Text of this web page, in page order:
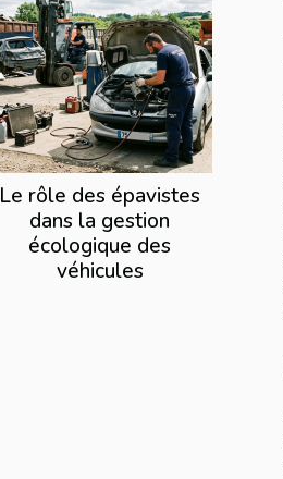
Le rôle des épavistes
dans la gestion
écologique des
véhicules